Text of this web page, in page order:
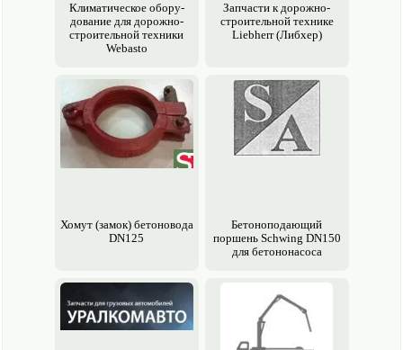
Климатическое обору­
дование для дорожно-
строительной техники
Webasto
Запчасти к дорожно-
строительной технике
Liebherr (Либхер)
Хомут (замок) бетоновода
DN125
Бетоноподающий
поршень Schwing DN150
для бетононасоса